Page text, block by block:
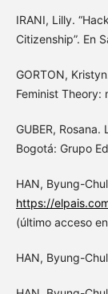
IRANI, Lilly.
Citizenship”. En
GORTON,
Feminist
GUBER,
Bogotá: Grupo
HAN, Byung-
https://
(último acceso
HAN, Byung-